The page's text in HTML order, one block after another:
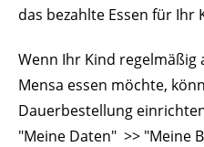
das bezahlte Essen für Ihr
Wenn Ihr Kind regelmäßig
Mensa essen möchte,
Dauerbestellung
"Meine Daten" >> "Meine